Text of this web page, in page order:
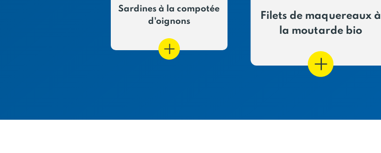
Sardines à la compotée
d'oignons
Filets de maquereaux à
la moutarde bio